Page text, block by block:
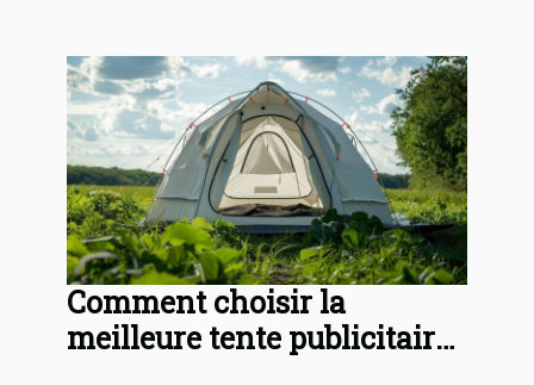
Comment choisir la
meilleure tente publicitaire